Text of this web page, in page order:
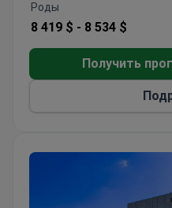
с использованием
онкологии, акушерства
неотложной
Роды
8 419 $ - 8 534 $
Получить